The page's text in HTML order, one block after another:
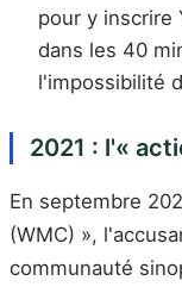
pour y inscrire
dans les 40
l'impossibilité
2021 : l'«
En septembre
(WMC) »,
communauté